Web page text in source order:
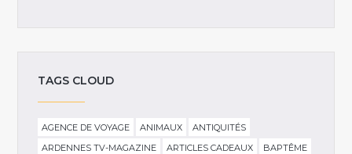
TAGS CLOUD
AGENCE DE VOYAGE ANIMAUX
ANTIQUITÉS
ARDENNES TV-MAGAZINE
ARTICLES CADEAUX
BAPTÊME